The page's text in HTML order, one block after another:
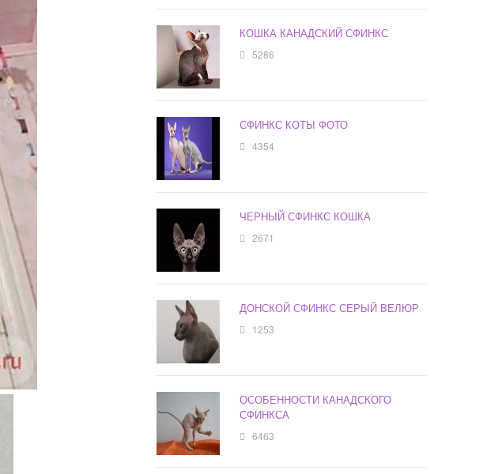
КОШКА КАНАДСКИЙ СФИНКС
5286
СФИНКС КОТЫ ФОТО
4354
ЧЕРНЫЙ СФИНКС КОШКА
2671
ДОНСКОЙ СФИНКС СЕРЫЙ ВЕЛЮР
1253
ОСОБЕННОСТИ КАНАДСКОГО
СФИНКСА
6463